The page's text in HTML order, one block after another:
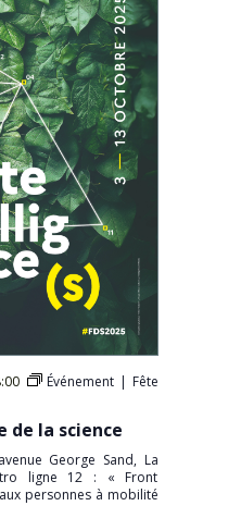
Événement | Fête
de la science
George Sand, La
ligne 12 : « Front
personnes à mobilité